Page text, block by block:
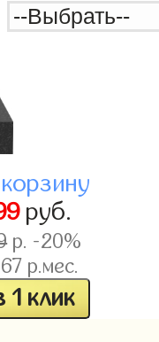
руб.
р. -20%
р.мес.
1 клик